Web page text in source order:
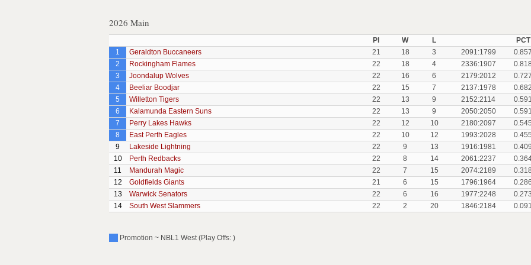
2026 Main
Pl W L
PCT
1
Geraldton Buccaneers 21 18 3 2091:1799
0.857
2
Rockingham Flames 22 18 4 2336:1907
0.818
3
Joondalup Wolves 22 16 6 2179:2012
0.727
4
Beeliar Boodjar 22 15 7 2137:1978
0.682
5
Willetton Tigers 22 13 9 2152:2114
0.591
6
Kalamunda Eastern Suns 22 13 9 2050:2050
0.591
7
Perry Lakes Hawks 22 12 10 2180:2097
0.545
8
East Perth Eagles 22 10 12 1993:2028
0.455
9
Lakeside Lightning 22 9 13 1916:1981
0.409
10
Perth Redbacks 22 8 14 2061:2237
11
Mandurah Magic 22 7 15 2074:2189
0.318
12
Goldfields Giants 21 6 15 1796:1964
0.286
13
Warwick Senators 22 6 16 1977:2248
0.273
14
South West Slammers 22 2 20 1846:2184 0.091
Promotion ~ NBL1 West (Play Offs: )